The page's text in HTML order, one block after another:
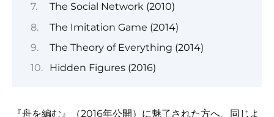
The Social Network (2010)
The Imitation Game (2014)
The Theory of Everything (2014)
Hidden Figures (2016)
『舟を編む』（2016年公開）に魅了された方へ、同じよ